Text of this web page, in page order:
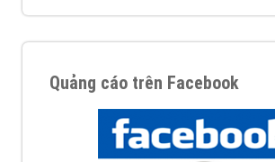
Quảng cáo trên Facebook